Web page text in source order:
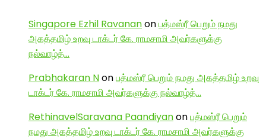
Singapore Ezhil Ravananonபத்மஸ்ரீ பெறும் நமது
அகத்தமிழ் உறவு டாக்டர் கே. ராமசாமி அவர்களுக்கு
நல்வாழ்த்…
Prabhakaran Nonபத்மஸ்ரீ பெறும் நமது அகத்தமிழ் உறவு
டாக்டர் கே. ராமசாமி அவர்களுக்கு நல்வாழ்த்…
RethinavelSaravana Paandiyanonபத்மஸ்ரீ பெறும்
நமது அகத்தமிழ் உறவு டாக்டர் கே. ராமசாமி அவர்களுக்கு